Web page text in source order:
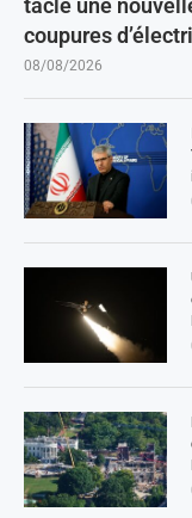
tacle une
coupures
08/08/2026